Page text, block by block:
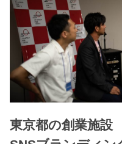
東京都の創業施